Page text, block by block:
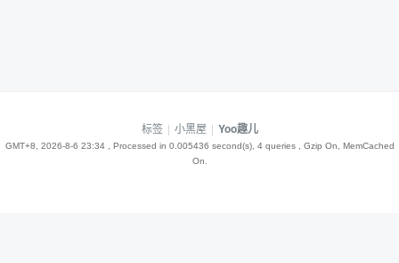
标签 | 小黑屋 | Yoo趣儿
GMT+8, 2026-8-6 23:34, Processed in 0.005436 second(s), 4 queries , Gzip On, MemCached
On.